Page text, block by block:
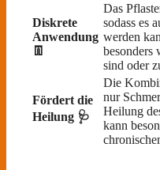
Diskrete
Anwendung
👖
Das
sodass es
werden
besonders
sind oder
Fördert die
Heilung 🩺
Die
nur
Heilung
kann